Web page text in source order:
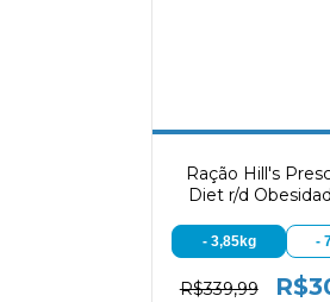
Ração Hill's
Diet r/d
- 3,85kg -
R$339,99